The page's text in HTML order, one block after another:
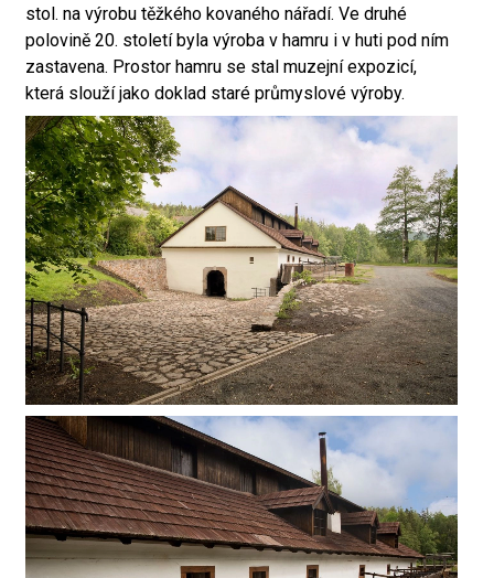
stol. na výrobu těžkého kovaného nářadí. Ve druhé
polovině 20. století byla výroba v hamru i v huti pod ním
zastavena. Prostor hamru se stal muzejní expozicí,
která slouží jako doklad staré průmyslové výroby.